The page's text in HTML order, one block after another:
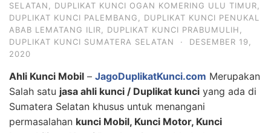
SELATAN, DUPLIKAT KUNCI OGAN KOMERING ULU TIMUR,
DUPLIKAT KUNCI PALEMBANG, DUPLIKAT KUNCI PENUKAL
ABAB LEMATANG ILIR, DUPLIKAT KUNCI PRABUMULIH,
DUPLIKAT KUNCI SUMATERA SELATAN
·
DESEMBER 19,
2020
Ahli Kunci Mobil – JagoDuplikatKunci.com Merupakan
Salah satu jasa ahli kunci / Duplikat kunci yang ada di
Sumatera Selatan khusus untuk menangani
permasalahan kunci Mobil, Kunci Motor, Kunci